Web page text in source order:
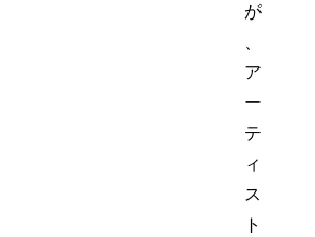
が
ア
ー
テ
ィ
ス
ト